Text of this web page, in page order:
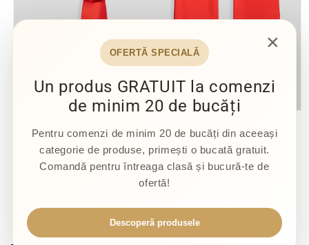
media
TOCA-ABSOLVIRE.RO
Pachet Tocă, Eșarfă și
Cocardă - Nepersonalizate
Preț
obișnuit
92,99 lei
Preț
64,99 lei
Culoare:
×
OFERTĂ SPECIALĂ
Un produs GRATUIT la comenzi
de minim 20 de bucăți
Pentru comenzi de minim 20 de bucăți din aceeași
categorie de produse, primești o bucată gratuit.
Comandă pentru întreaga clasă și bucură-te de
ofertă!
Descoperă produsele